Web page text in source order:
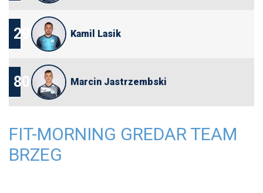
29 Kamil Lasik
80 Marcin Jastrzembski
FIT-MORNING GREDAR TEAM
BRZEG